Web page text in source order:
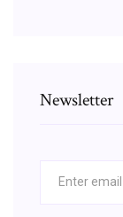
Newsletter